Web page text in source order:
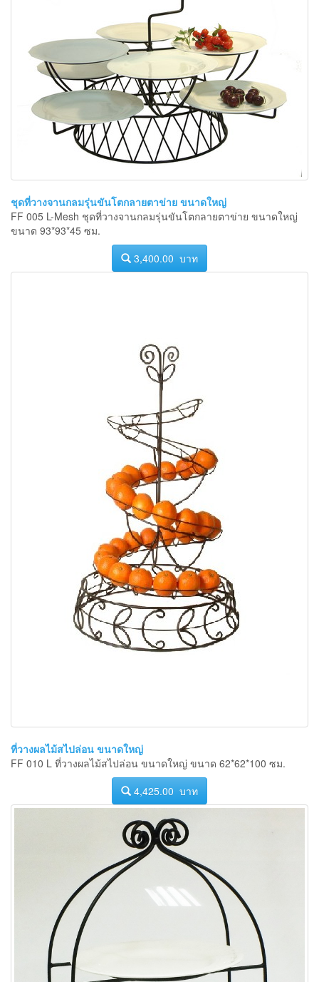
ชุดที่วางจานกลมรุ่นขันโตกลายตาข่าย ขนาดใหญ่
FF 005 L-Mesh ชุดที่วางจานกลมรุ่นขันโตกลายตาข่าย ขนาดใหญ่
ขนาด 93*93*45 ซม.
3,400.00 บาท
ที่วางผลไม้สไปล่อน ขนาดใหญ่
FF 010 L ที่วางผลไม้สไปล่อน ขนาดใหญ่ ขนาด 62*62*100 ซม.
4,425.00 บาท